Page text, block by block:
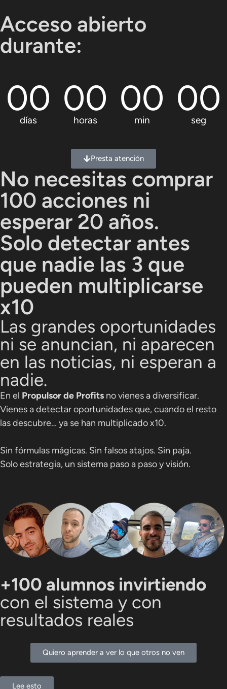
Acceso abierto
durante:
00
días
00
horas
00
min
00
seg
Presta atención
No necesitas comprar
100 acciones ni
esperar 20 años.
Solo detectar antes
que nadie las 3 que
pueden multiplicarse
x10
Las grandes oportunidades
ni se anuncian, ni aparecen
en las noticias, ni esperan a
nadie.
En el Propulsor de Profits no vienes a diversificar.
Vienes a detectar oportunidades que, cuando el resto
las descubre… ya se han multiplicado x10.
Sin fórmulas mágicas. Sin falsos atajos. Sin paja.
Solo estrategia, un sistema paso a paso y visión.
+100 alumnos invirtiendo
con el sistema y con
resultados reales
Quiero aprender a ver lo que otros no ven
Lee esto